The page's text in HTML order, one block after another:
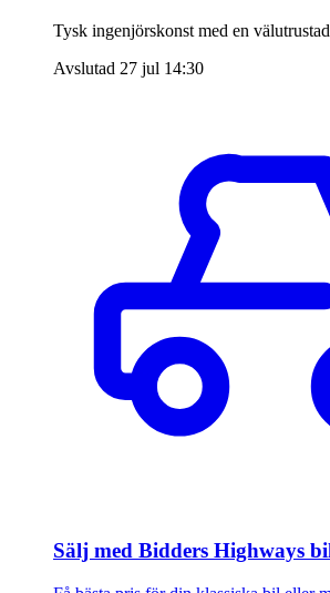
Tysk ingenjörskonst med en
Avslutad 27 jul 14:30
Sälj med Bidders Highways